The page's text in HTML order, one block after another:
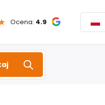
Ocena: 4.9